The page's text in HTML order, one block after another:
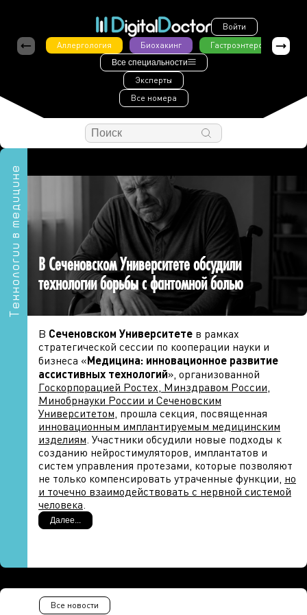
Войти
Аллергология
Биохакинг Гастроэнтерология
Все специальности
Эксперты
Все номера
Технологии в медицине
В Сеченовском Университете обсудили
технологии борьбы с фантомной болью
В Сеченовском Университете в рамках
стратегической сессии по кооперации науки и
бизнеса «Медицина: инновационное развитие
ассистивных технологий», организованной
Госкорпорацией Ростех, Минздравом России,
Минобрнауки России и Сеченовским
Университетом, прошла секция, посвященная
инновационным имплантируемым медицинским
изделиям. Участники обсудили новые подходы к
созданию нейростимуляторов, имплантатов и
систем управления протезами, которые позволяют
не только компенсировать утраченные функции, но
и точечно взаимодействовать с нервной системой
человека.
Далее...
Университета, заместитель директора по научной
работеИнститута биомедицинских систем НИУ
Все новости